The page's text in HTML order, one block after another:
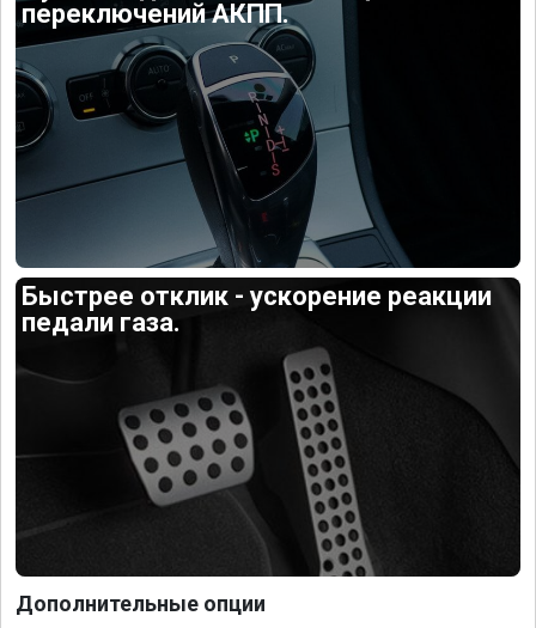
переключений АКПП.
Быстрее отклик - ускорение реакции
педали газа.
Дополнительные опции